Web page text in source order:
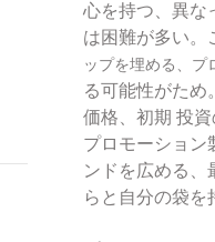
心を持つ、異な
は困難が多い。
ップを埋める、プ
る可能性がため
価格、初期 投
プロモーション
ンドを広める、
らと自分の袋を